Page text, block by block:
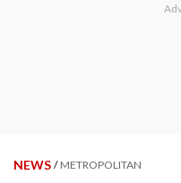
NEWS / METROPOLITAN